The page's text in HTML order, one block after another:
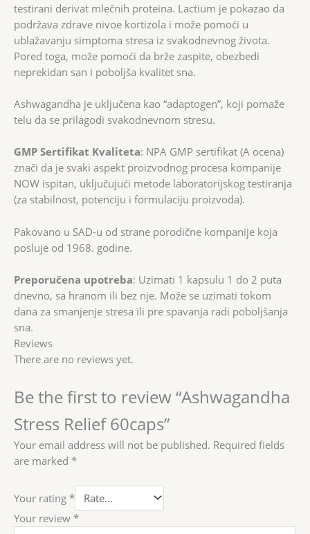
testirani derivat mlečnih proteina. Lactium je pokazao da
podržava zdrave nivoe kortizola i može pomoći u
ublažavanju simptoma stresa iz svakodnevnog života.
Pored toga, može pomoći da brže zaspite, obezbedi
neprekidan san i poboljša kvalitet sna.
Ashwagandha je uključena kao “adaptogen”, koji pomaže
telu da se prilagodi svakodnevnom stresu.
GMP Sertifikat Kvaliteta: NPA GMP sertifikat (A ocena)
znači da je svaki aspekt proizvodnog procesa kompanije
NOW ispitan, uključujući metode laboratorijskog testiranja
(za stabilnost, potenciju i formulaciju proizvoda).
Pakovano u SAD-u od strane porodične kompanije koja
posluje od 1968. godine.
Preporučena upotreba: Uzimati 1 kapsulu 1 do 2 puta
dnevno, sa hranom ili bez nje. Može se uzimati tokom
dana za smanjenje stresa ili pre spavanja radi poboljšanja
sna.
Reviews
There are no reviews yet.
Be the first to review “Ashwagandha
Stress Relief 60caps”
Your email address will not be published. Required fields
are marked *
Your rating *
Your review *